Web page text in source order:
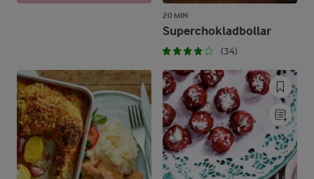
20 MIN
Superchokladbollar
(34)